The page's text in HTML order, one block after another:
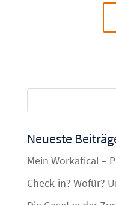
Neueste
Mein Workatical –
Check-in? Wofür?